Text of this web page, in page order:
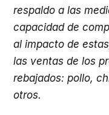
respaldo a las
capacidad de
al impacto de
las ventas de los
rebajados: pollo,
otros.